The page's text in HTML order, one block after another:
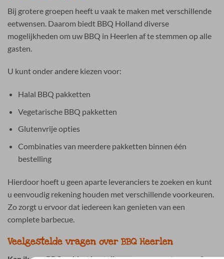
Bij grotere groepen heeft u vaak te maken met verschillende
eetwensen. Daarom biedt BBQ Holland diverse
mogelijkheden om uw BBQ in Heerlen af te stemmen op alle
gasten.
U kunt onder andere kiezen voor:
Halal BBQ pakketten
Vegetarische BBQ pakketten
Glutenvrije opties
Combinaties van meerdere pakketten binnen één
bestelling
Hierdoor hoeft u geen aparte leveranciers te zoeken en kunt
u eenvoudig rekening houden met verschillende voorkeuren.
Zo zorgt u ervoor dat iedereen kan genieten van een
complete barbecue.
Veelgestelde vragen over BBQ Heerlen